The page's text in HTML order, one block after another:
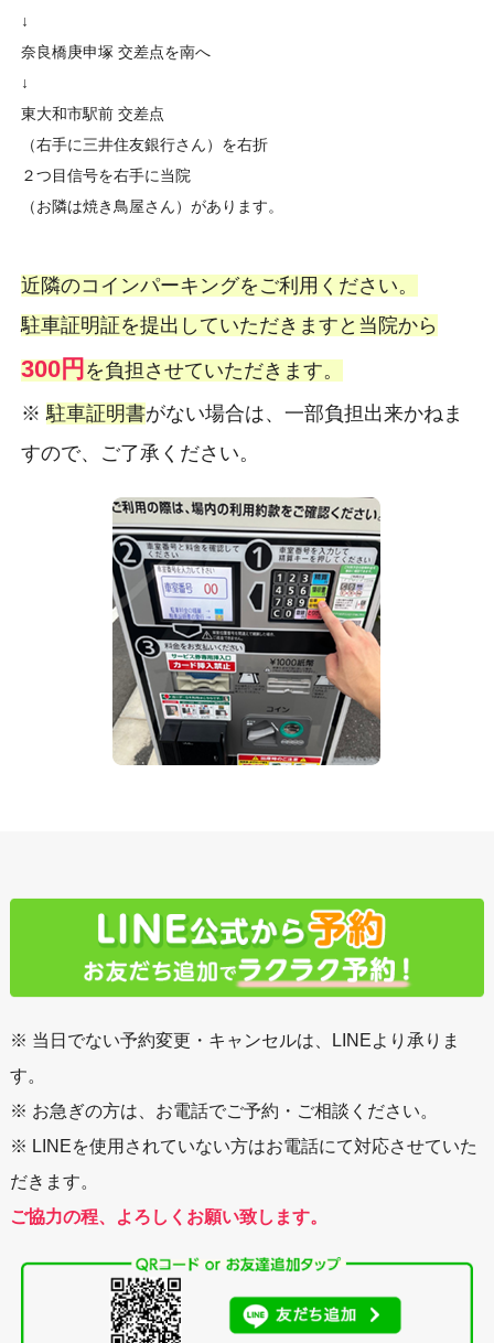
↓
奈良橋庚申塚 交差点を南へ
↓
東大和市駅前 交差点
（右手に三井住友銀行さん）を右折
２つ目信号を右手に当院
（お隣は焼き鳥屋さん）があります。
近隣のコインパーキングをご利用ください。
駐車証明証を提出していただきますと当院から
300円を負担させていただきます。
※ 駐車証明書がない場合は、一部負担出来かねま
すので、ご了承ください。
※ 当日でない予約変更・キャンセルは、LINEより承りま
す。
※ お急ぎの方は、お電話でご予約・ご相談ください。
※ LINEを使用されていない方はお電話にて対応させていた
だきます。
ご協力の程、よろしくお願い致します。